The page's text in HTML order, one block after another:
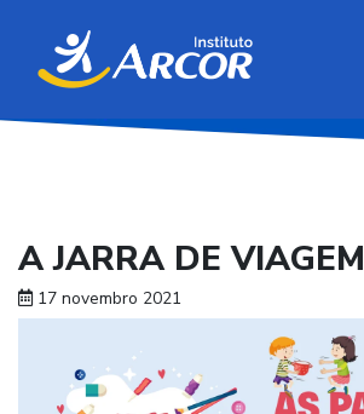
A JARRA DE VIAGEM
17 novembro 2021